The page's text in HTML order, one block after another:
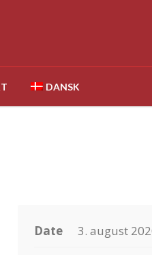
DANSK
Date 3. august